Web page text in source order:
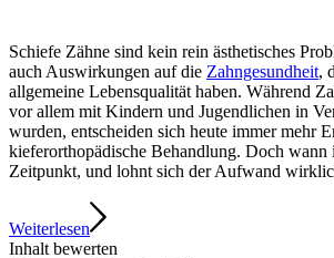
Schiefe Zähne sind kein rein ästhetisches
auch Auswirkungen auf die Zahngesundheit,
allgemeine Lebensqualität haben. Während
vor allem mit Kindern und Jugendlichen in
wurden, entscheiden sich heute immer mehr
kieferorthopädische Behandlung. Doch wann
Zeitpunkt, und lohnt sich der Aufwand
Weiterlesen
Inhalt bewerten